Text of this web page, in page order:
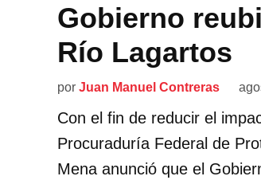
Gobierno
Río Lagartos
por Juan Manuel Contreras
Con el fin de reducir el
Procuraduría Federal de
Mena anunció que el